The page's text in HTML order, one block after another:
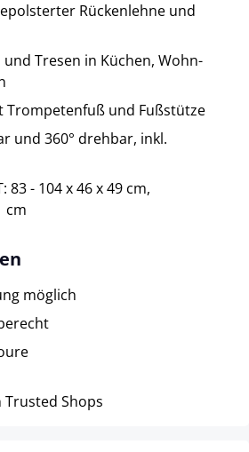
Rückenlehne und
Tresen in Küchen, Wohn-
Trompetenfuß und Fußstütze
und 360° drehbar, inkl.
83 - 104 x 46 x 49 cm,
cm
möglich
Shops